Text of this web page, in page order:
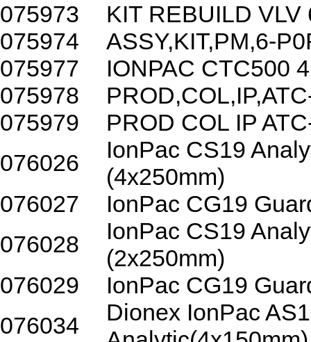
075973
KIT REBUILD
075974
ASSY,KIT,PM,6-
075977
IONPAC CTC500
075978
075979
PROD COL IP
076026
IonPac CS19
(4x250mm)
076027
IonPac CG19
076028
IonPac CS19
(2x250mm)
076029
IonPac CG19
076034
Dionex IonPac